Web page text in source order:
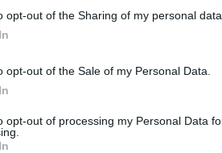
opt-out of the Sharing of my personal data.
opt-out of the Sale of my Personal Data.
opt-out of processing my Personal Data
, έχουν επίσης ζητήσει να
Νέου Δελχί καταγράφηκαν